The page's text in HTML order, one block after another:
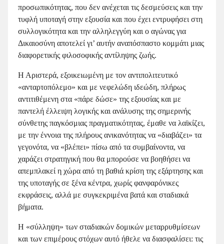
προσωπικότητας, που δεν ανέχεται τις δεσμεύσεις και την
τυφλή υποταγή στην εξουσία και που έχει εντρυφήσει στη
συλλογικότητα και την αλληλεγγύη και ο αγώνας για
Δικαιοσύνη αποτελεί γι’ αυτήν αναπόσπαστο κομμάτι μιας
διαφορετικής φιλοσοφικής αντίληψης ζωής.
Η Αριστερά, εξοικειωμένη με τον αντιπολιτευτικό
«ανταρτοπόλεμο» και με νεφελώδη ιδεώδη, πλήρως
αντιτιθέμενη στα «πάρε δώσε» της εξουσίας και με
παντελή έλλειψη λογικής και ανάλυσης της σημερινής
σύνθετης παγκόσμιας πραγματικότητας, έμαθε να λαϊκίζει,
με την έννοια της πλήρους ανικανότητας να «διαβάζει» τα
γεγονότα, να «βλέπει» πίσω από τα συμβαίνοντα, να
χαράζει στρατηγική που θα μπορούσε να βοηθήσει να
απεμπλακεί η χώρα από τη βαθιά κρίση της εξάρτησης και
της υποταγής σε ξένα κέντρα, χωρίς φανφαρόνικες
εκφράσεις, αλλά με συγκεκριμένα βατά και σταδιακά
βήματα.
Η «σύλληψη» των σταδιακών δομικών μεταρρυθμίσεων
και των επιμέρους στόχων αυτό ήθελε να διασφαλίσει: τις